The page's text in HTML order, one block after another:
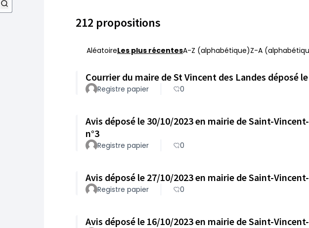
212 propositions
AléatoireLes plus récentesA-Z (alphabétique)Z-A
Courrier du maire de St Vincent des Landes déposé
Registre papier 0
Avis déposé le 30/10/2023 en mairie de Saint-Vincent-des-
n°3
Registre papier 0
Registre papier 0